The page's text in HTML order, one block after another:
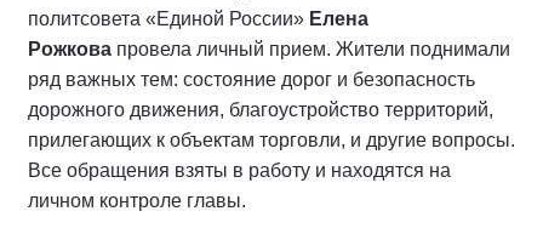
политсовета «Единой России» Елена
Рожкова провела личный прием. Жители поднимали
ряд важных тем: состояние дорог и безопасность
дорожного движения, благоустройство территорий,
прилегающих к объектам торговли, и другие вопросы.
Все обращения взяты в работу и находятся на
личном контроле главы.